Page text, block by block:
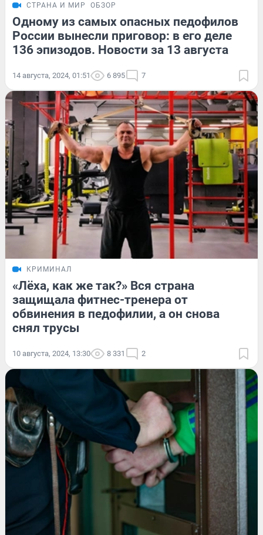
СТРАНА И МИР ОБЗОР
Одному из самых опасных педофилов
России вынесли приговор: в его деле
136 эпизодов. Новости за 13 августа
14 августа, 2024, 01:51 6 895 7
КРИМИНАЛ
«Лёха, как же так?» Вся страна
защищала фитнес-тренера от
обвинения в педофилии, а он снова
снял трусы
10 августа, 2024, 13:30 8 331 2